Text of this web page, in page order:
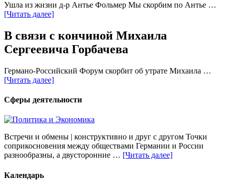
Ушла из жизни д-р Антье Фольмер Мы скорбим по Антье …
[Читать далее]
В связи с кончиной Михаила
Сергеевича Горбачева
Германо-Российский Форум скорбит об утрате Михаила …
[Читать далее]
Сферы деятельности
Встречи и обмены | конструктивно и друг с другом Точки
соприкосновения между обществами Германии и России
разнообразны, а двусторонние … [Читать далее]
Календарь